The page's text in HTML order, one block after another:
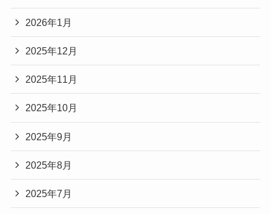
2026年1月
2025年12月
2025年11月
2025年10月
2025年9月
2025年8月
2025年7月